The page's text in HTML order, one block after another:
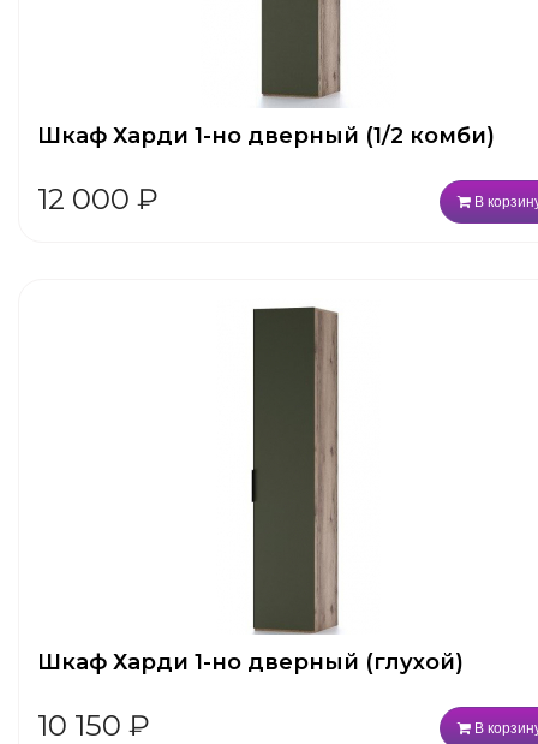
Шкаф Харди 1-но дверный (1/2 комби)
12 000 ₽ В
Шкаф Харди 1-но дверный (глухой)
10 150 ₽ В